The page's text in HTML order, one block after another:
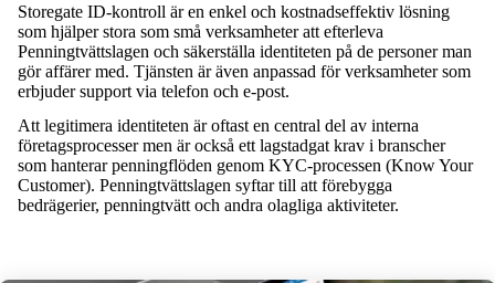
Storegate ID-kontroll är en enkel och kostnadseffektiv lösning
som hjälper stora som små verksamheter att efterleva
Penningtvättslagen och säkerställa identiteten på de personer man
gör affärer med. Tjänsten är även anpassad för verksamheter som
erbjuder support via telefon och e-post.
Att legitimera identiteten är oftast en central del av interna
företagsprocesser men är också ett lagstadgat krav i branscher
som hanterar penningflöden genom KYC-processen (Know Your
Customer). Penningtvättslagen syftar till att förebygga
bedrägerier, penningtvätt och andra olagliga aktiviteter.